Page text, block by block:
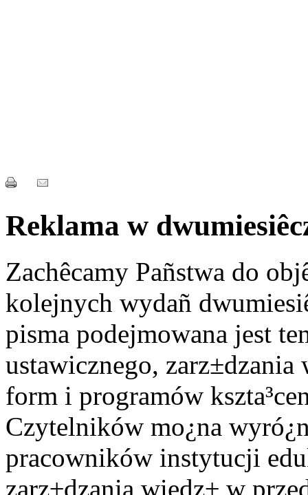
Reklama w
Zachêcamy Pañstwa do
kolejnych wydañ
pisma podejmowana jest
ustawicznego,
form i programów
Czytelników mo¿na
pracowników instytucji
zarz±dzania wiedz± w